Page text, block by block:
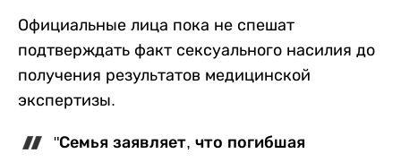
Официальные лица пока не спешат
подтверждать факт сексуального насилия до
получения результатов медицинской
экспертизы.
"Семья заявляет, что погибшая